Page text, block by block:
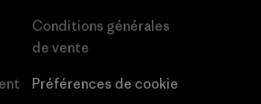
Conditions générales
de vente
Préférences de cookie